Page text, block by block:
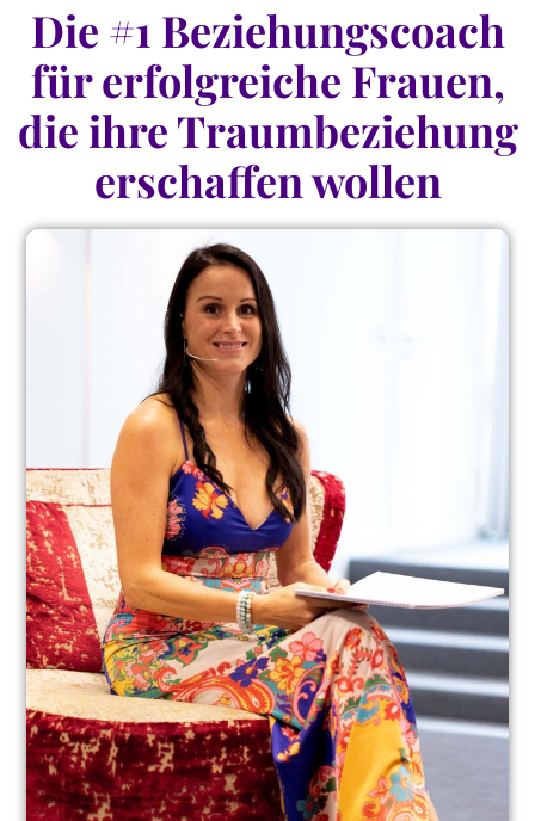
Die #1 Beziehungscoach
für erfolgreiche Frauen,
die ihre Traumbeziehung
erschaffen wollen